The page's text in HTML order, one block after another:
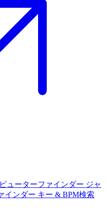
ューターファインダー ジャ
インダー キー & BPM検索